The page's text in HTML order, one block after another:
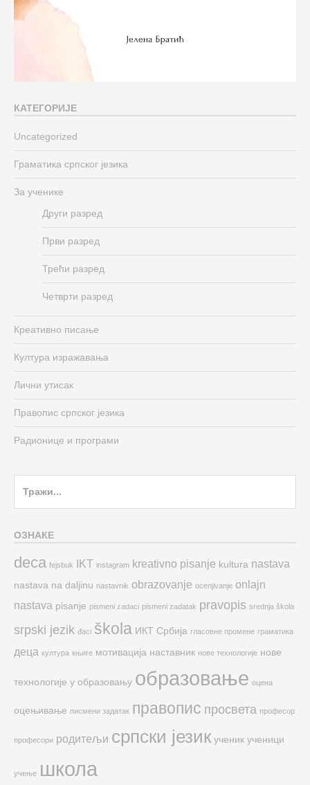
КАТЕГОРИЈЕ
Uncategorized
Граматика српског језика
За ученике
Други разред
Први разред
Трећи разред
Четврти разред
Креативно писање
Култура изражавања
Лични утисак
Правопис српског језика
Радионице и програми
ОЗНАКЕ
deca fejsbuk IKT instagram kreativno pisanje kultura nastava
nastava na daljinu nastavnik obrazovanje ocenjivanje onlajn
nastava pisanje pismeni zadaci pismeni zadatak pravopis srednja škola
srpski jezik đaci škola ИКТ Србија гласовне промене граматика
деца култура књиге мотивација наставник нове технологије нове
технологије у образовању образовање оцена
оцењивање писмени задатак правопис просвета професор
професори родитељи српски језик ученик ученици
учење школа